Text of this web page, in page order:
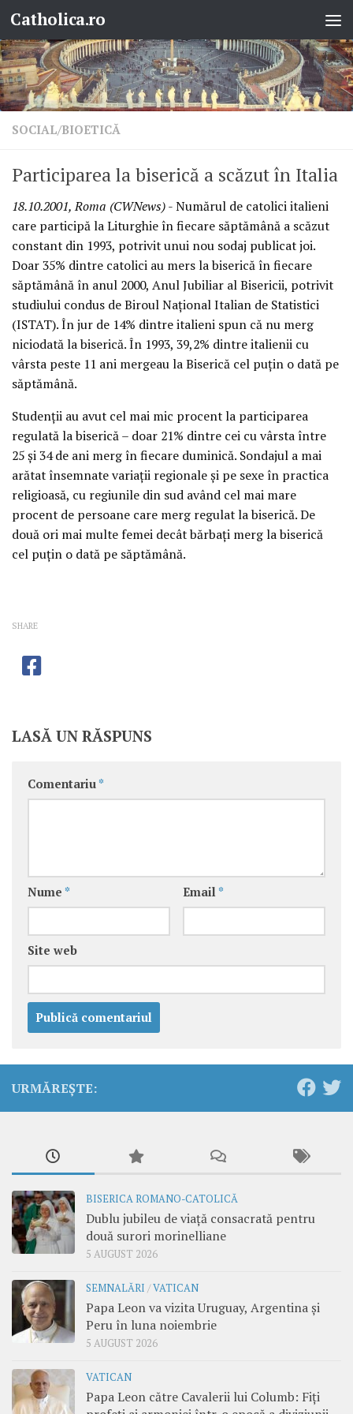
Skip to content
Catholica.ro
SOCIAL/BIOETICĂ
Participarea la biserică a scăzut în Italia
18.10.2001, Roma (CWNews)- Numărul de catolici italieni
care participă la Liturghie în fiecare săptămână a scăzut
constant din 1993, potrivit unui nou sodaj publicat joi.
Doar 35% dintre catolici au mers la biserică în fiecare
săptămână în anul 2000, Anul Jubiliar al Bisericii, potrivit
studiului condus de Biroul Naţional Italian de Statistici
(ISTAT). În jur de 14% dintre italieni spun că nu merg
niciodată la biserică. În 1993, 39,2% dintre italienii cu
vârsta peste 11 ani mergeau la Biserică cel puţin o dată pe
săptămână.
Studenţii au avut cel mai mic procent la participarea
regulată la biserică – doar 21% dintre cei cu vârsta între
25 şi 34 de ani merg în fiecare duminică. Sondajul a mai
arătat însemnate variaţii regionale şi pe sexe în practica
religioasă, cu regiunile din sud având cel mai mare
procent de persoane care merg regulat la biserică. De
două ori mai multe femei decât bărbaţi merg la biserică
cel puţin o dată pe săptămână.
SHARE
LASĂ UN RĂSPUNS
Comentariu *
Nume * Email *
Site web
URMĂREȘTE:
BISERICA ROMANO-CATOLICĂ
Dublu jubileu de viață consacrată pentru
două surori morinelliane
5 AUGUST 2026
SEMNALĂRI /VATICAN
Papa Leon va vizita Uruguay, Argentina și
Peru în luna noiembrie
5 AUGUST 2026
VATICAN
Papa Leon către Cavalerii lui Columb: Fiți